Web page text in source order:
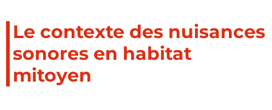
Le contexte des nuisances
sonores en habitat
mitoyen